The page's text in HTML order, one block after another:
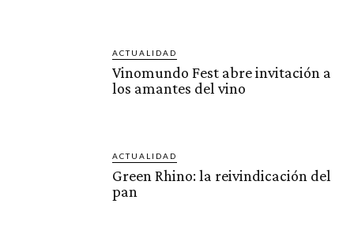
ACTUALIDAD
Vinomundo Fest abre invitación a
los amantes del vino
ACTUALIDAD
Green Rhino: la reivindicación del
pan